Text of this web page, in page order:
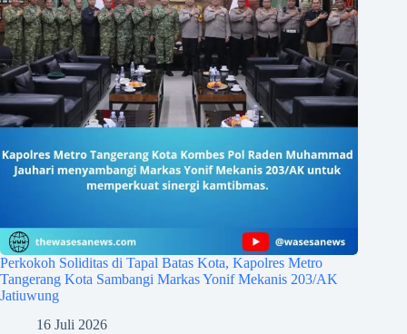
Perkokoh Soliditas di Tapal Batas Kota, Kapolres Metro
Tangerang Kota Sambangi Markas Yonif Mekanis 203/AK
Jatiuwung
16 Juli 2026